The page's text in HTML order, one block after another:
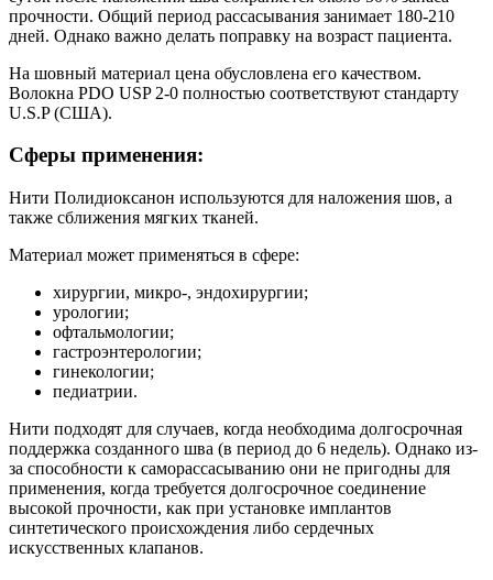
прочности. Общий период рассасывания занимает 180-210
дней. Однако важно делать поправку на возраст пациента.
На шовный материал цена обусловлена его качеством.
Волокна PDO USP 2-0 полностью соответствуют стандарту
U.S.P (США).
Сферы применения:
Нити Полидиоксанон используются для наложения шов, а
также сближения мягких тканей.
Материал может применяться в сфере:
хирургии, микро-, эндохирургии;
урологии;
офтальмологии;
гастроэнтерологии;
гинекологии;
педиатрии.
Нити подходят для случаев, когда необходима долгосрочная
поддержка созданного шва (в период до 6 недель). Однако из-
за способности к саморассасыванию они не пригодны для
применения, когда требуется долгосрочное соединение
высокой прочности, как при установке имплантов
синтетического происхождения либо сердечных
искусственных клапанов.